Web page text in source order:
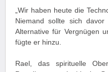
„Wir haben heute die
Niemand sollte sich
Alternative für Vergnügen
fügte er hinzu.
Rael, das spirituelle